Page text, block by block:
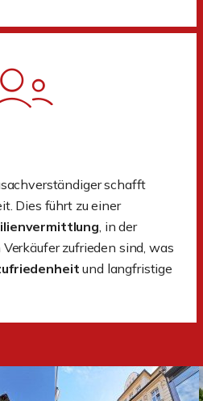
schafft
Dies führt zu einer
, in der
zufrieden sind, was
und langfristige